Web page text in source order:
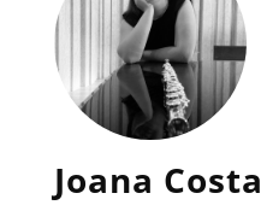
Joana Costa